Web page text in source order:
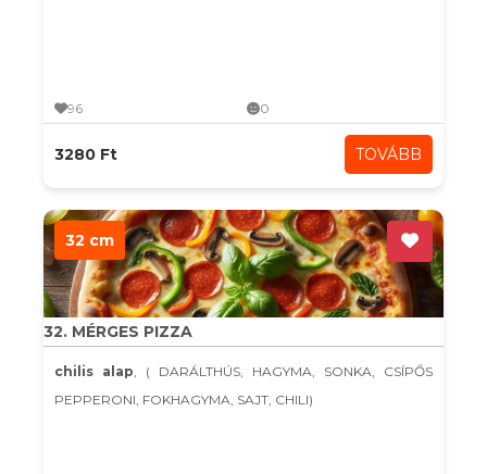
96 0
3280 Ft TOVÁBB
32 cm
32. MÉRGES PIZZA
chilis alap, ( DARÁLTHÚS, HAGYMA, SONKA, CSÍPŐS
PEPPERONI, FOKHAGYMA, SAJT, CHILI)